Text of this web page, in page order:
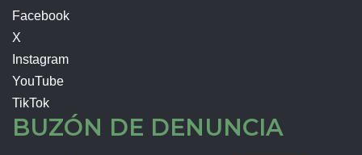
Facebook
X
Instagram
YouTube
TikTok
BUZÓN DE DENUNCIA